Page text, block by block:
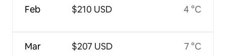
Feb
Mar
$210 USD
$207 USD
4 °C
7 °C